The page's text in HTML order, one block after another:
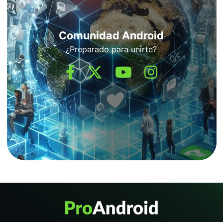
Comunidad Android
¿Preparado para unirte?